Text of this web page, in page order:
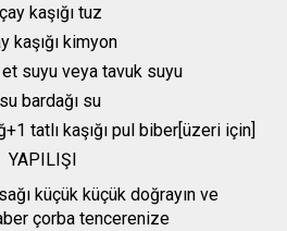
kaşığı tuz
kaşığı kimyon
et suyu veya tavuk suyu
bardağı su
tatlı kaşığı pul biber[üzeri için]
YAPILIŞI
küçük küçük doğrayın ve
çorba tencerenize